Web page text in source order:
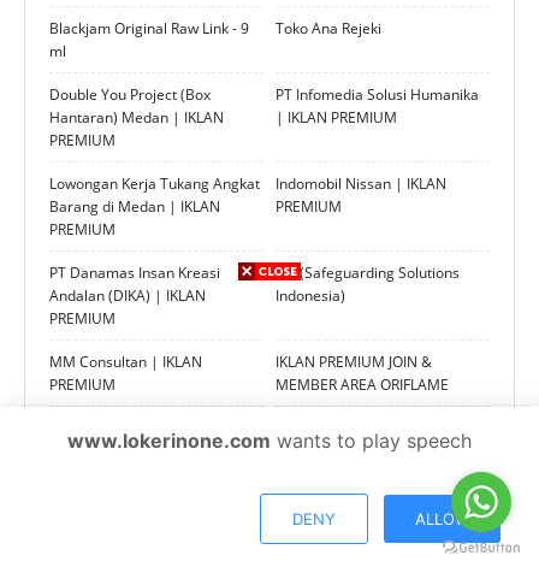
Blackjam Original Raw Link - 9
ml
Toko Ana Rejeki
Double You Project (Box
Hantaran) Medan | IKLAN
PREMIUM
PT Infomedia Solusi Humanika
| IKLAN PREMIUM
Lowongan Kerja Tukang Angkat
Barang di Medan | IKLAN
PREMIUM
Indomobil Nissan | IKLAN
PREMIUM
PT Danamas Insan Kreasi
Andalan (DIKA) | IKLAN
PREMIUM
SSI (Safeguarding Solutions
Indonesia)
MM Consultan | IKLAN
PREMIUM
IKLAN PREMIUM JOIN &
MEMBER AREA ORIFLAME
www.lokerinone.com wants to play speech
DENY ALLOW